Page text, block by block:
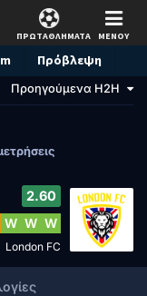
ΠΡΩΤΑΘΛΗΜΑΤΑ ΜΕΝΟΥ
Πρόβλεψη
Προηγούμενα H2H
2.60
W W W
London FC